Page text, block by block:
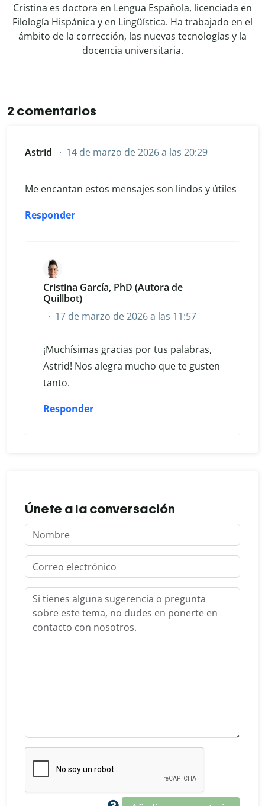
Cristina es doctora en Lengua Española, licenciada en
Filología Hispánica y en Lingüística. Ha trabajado en el
ámbito de la corrección, las nuevas tecnologías y la
docencia universitaria.
2 comentarios
Astrid 14 de marzo de 2026 a las 20:29
Me encantan estos mensajes son lindos y útiles
Responder
Cristina García, PhD (Autora de
Quillbot)
17 de marzo de 2026 a las 11:57
¡Muchísimas gracias por tus palabras,
Astrid! Nos alegra mucho que te gusten
tanto.
Responder
Únete a la conversación